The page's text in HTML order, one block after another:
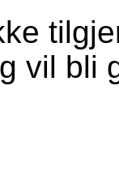
vil bli